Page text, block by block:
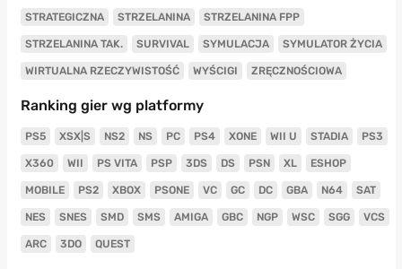
STRATEGICZNA STRZELANINA STRZELANINA FPP
STRZELANINA TAK. SURVIVAL SYMULACJA SYMULATOR ŻYCIA
WIRTUALNA RZECZYWISTOŚĆ WYŚCIGI ZRĘCZNOŚCIOWA
Ranking gier wg platformy
PS5 XSX|S NS2 NS PC PS4 XONE WII U STADIA PS3
X360 WII PS VITA PSP 3DS DS PSN XL ESHOP
MOBILE PS2 XBOX PSONE VC GC DC GBA N64 SAT
NES SNES SMD SMS AMIGA GBC NGP WSC SGG VCS
ARC 3DO QUEST